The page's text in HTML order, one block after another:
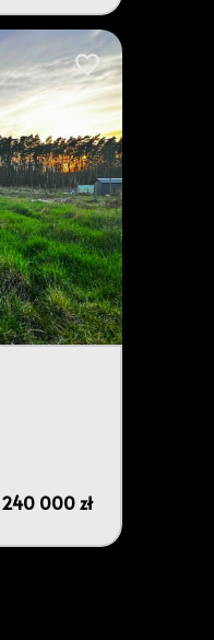
Dodaj do
240 000 zł